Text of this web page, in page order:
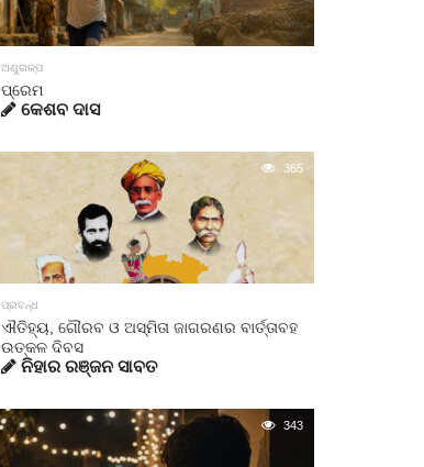
ଅଣୁଗଳ୍ପ
ପ୍ରେମ
କେଶବ ଦାସ
365
ପ୍ରବନ୍ଧ
ଐତିହ୍ୟ, ଗୌରବ ଓ ଅସ୍ମିତା ଜାଗରଣର ବାର୍ତ୍ତାବହ
ଉତ୍କଳ ଦିବସ
ନିହାର ରଞ୍ଜନ ସାବତ
343